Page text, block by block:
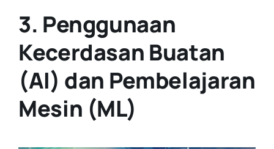
3. Penggunaan
Kecerdasan Buatan
(AI) dan Pembelajaran
Mesin (ML)